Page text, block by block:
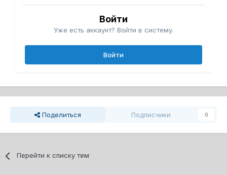
Войти
Уже есть аккаунт? Войти в систему.
Войти
Поделиться Подписчики 0
Перейти к списку тем